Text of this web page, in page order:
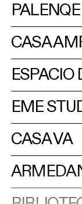
PALENQE
CASA
ESPACIO
EME
CASA VA